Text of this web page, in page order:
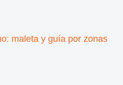
maleta y guía por zonas